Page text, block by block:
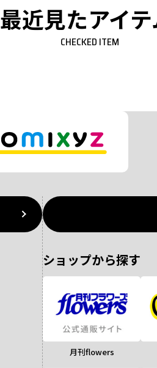
最近見たアイ
CHECKED ITEM
ショップから探す
月刊flowers